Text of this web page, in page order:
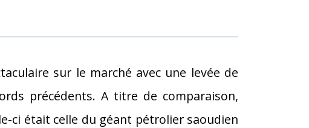
sur le marché avec une levée de
précédents. A titre de comparaison,
ci était celle du géant pétrolier saoudien